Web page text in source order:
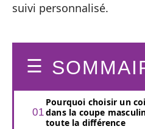
suivi personnalisé.
Pourquoi choisir un
dans la coupe
toute la différence